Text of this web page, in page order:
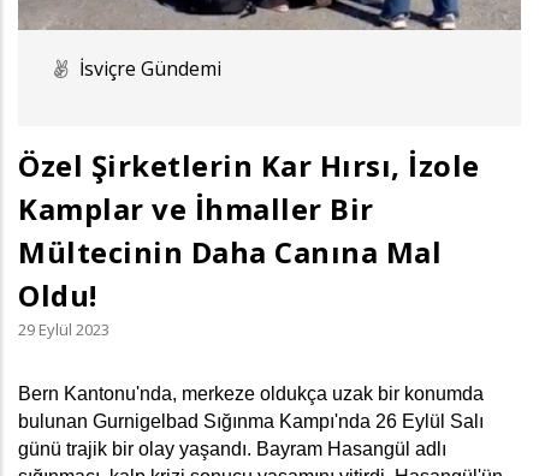
İsviçre Gündemi
Özel Şirketlerin Kar Hırsı, İzole
Kamplar ve İhmaller Bir
Mültecinin Daha Canına Mal
Oldu!
29 Eylül 2023
Bern Kantonu'nda, merkeze oldukça uzak bir konumda
bulunan Gurnigelbad Sığınma Kampı'nda 26 Eylül Salı
günü trajik bir olay yaşandı. Bayram Hasangül adlı